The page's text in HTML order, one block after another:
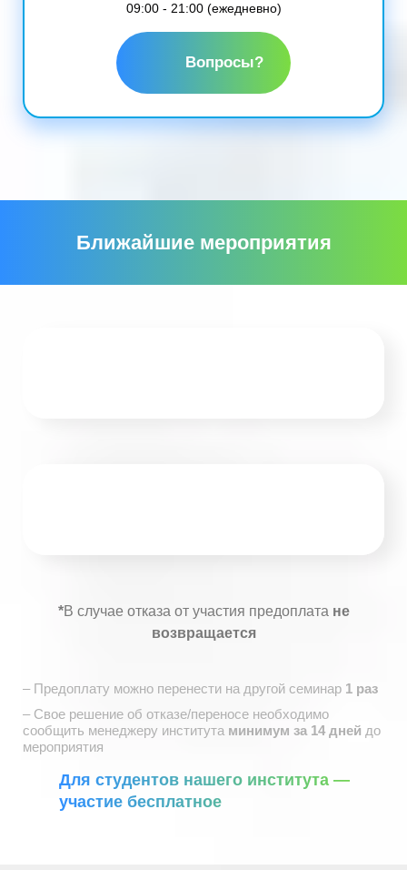
09:00 - 21:00 (ежедневно)
Вопросы?
Ближайшие мероприятия
*В случае отказа от участия предоплата не
возвращается
– Предоплату можно перенести на другой семинар 1 раз
– Свое решение об отказе/переносе необходимо
сообщить менеджеру института минимум за 14 дней до
мероприятия
Для студентов нашего института —
участие бесплатное